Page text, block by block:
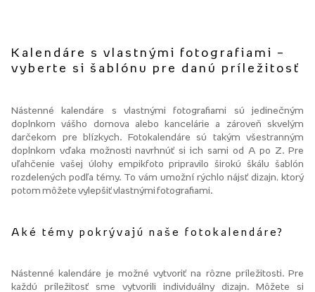
Kalendáre s vlastnými fotografiami –
vyberte si šablónu pre danú príležitosť
Nástenné kalendáre s vlastnými fotografiami sú jedinečným
doplnkom vášho domova alebo kancelárie a zároveň skvelým
darčekom pre blízkych. Fotokalendáre sú takým všestranným
doplnkom vďaka možnosti navrhnúť si ich sami od A po Z. Pre
uľahčenie vašej úlohy empikfoto pripravilo širokú škálu šablón
rozdelených podľa témy. To vám umožní rýchlo nájsť dizajn, ktorý
potom môžete vylepšiť vlastnými fotografiami.
Aké témy pokrývajú naše fotokalendáre?
Nástenné kalendáre je možné vytvoriť na rôzne príležitosti. Pre
každú príležitosť sme vytvorili individuálny dizajn. Môžete si